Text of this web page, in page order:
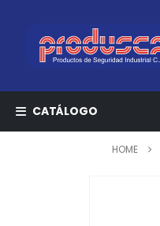
CATÁLOGO
HOME